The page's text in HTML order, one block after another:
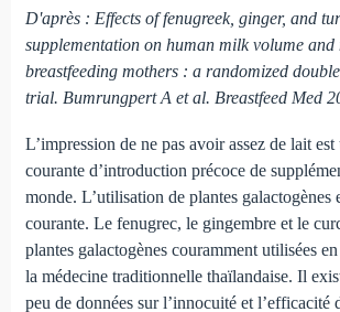
D'après : Effects of fenugreek, ginger, and
supplementation on human milk volume
breastfeeding mothers : a randomized
trial. Bumrungpert A et al. Breastfeed Med
L’impression de ne pas avoir assez de lait est
courante d’introduction précoce de
monde. L’utilisation de plantes galactogènes
courante. Le fenugrec, le gingembre et le
plantes galactogènes couramment utilisées
la médecine traditionnelle thaïlandaise. Il
peu de données sur l’innocuité et l’efficacité